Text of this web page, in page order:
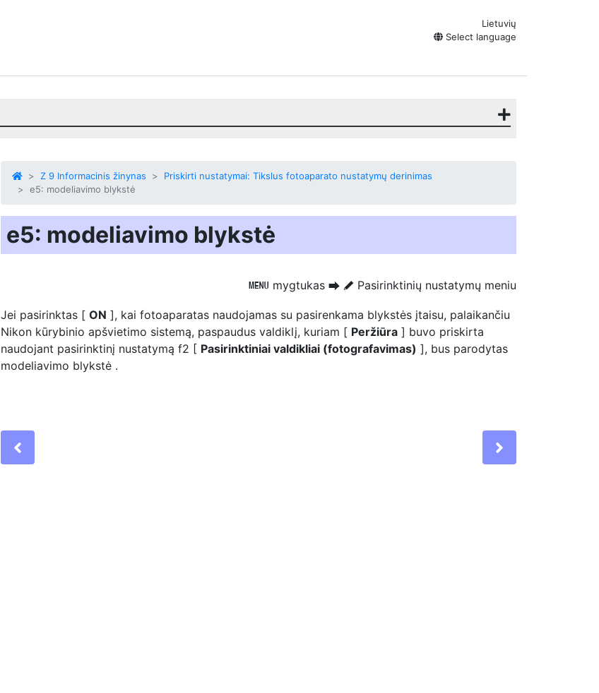
Lietuvių
Select language
Z 9 Informacinis žinynas
Priskirti nustatymai: Tikslus fotoaparato nustatymų derinimas
e5: modeliavimo blykstė
e5: modeliavimo blykstė
G mygtukas U A Pasirinktinių nustatymų meniu
Jei pasirinktas [ ON ], kai fotoaparatas naudojamas su pasirenkama blykstės įtaisu, palaikančiu
Nikon kūrybinio apšvietimo sistemą, paspaudus valdiklį, kuriam [ Peržiūra ] buvo priskirta
naudojant pasirinktinį nustatymą f2 [ Pasirinktiniai valdikliai (fotografavimas) ], bus parodytas
modeliavimo blykstė .